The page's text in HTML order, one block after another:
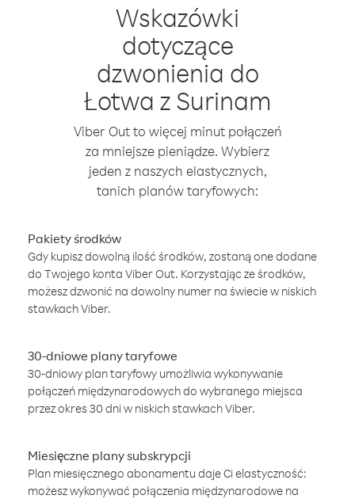
Wskazówki
dotyczące
dzwonienia do
Łotwa z Surinam
Viber Out to więcej minut połączeń
za mniejsze pieniądze. Wybierz
jeden z naszych elastycznych,
tanich planów taryfowych:
Pakiety środków
Gdy kupisz dowolną ilość środków, zostaną one dodane
do Twojego konta Viber Out. Korzystając ze środków,
możesz dzwonić na dowolny numer na świecie w niskich
stawkach Viber.
30-dniowe plany taryfowe
30-dniowy plan taryfowy umożliwia wykonywanie
połączeń międzynarodowych do wybranego miejsca
przez okres 30 dni w niskich stawkach Viber.
Miesięczne plany subskrypcji
Plan miesięcznego abonamentu daje Ci elastyczność:
możesz wykonywać połączenia międzynarodowe na